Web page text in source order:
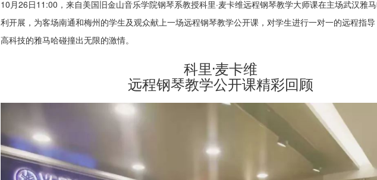
10月26日11:00，来自美国旧金山音乐学院钢琴系教授科里·麦卡维远程钢琴教学大师课在主场武汉雅
利开展，为客场南通和梅州的学生及观众献上一场远程钢琴教学公开课，对学生进行一对一的远程指
高科技的雅马哈碰撞出无限的激情。
科里·麦卡维
远程钢琴教学公开课精彩回顾